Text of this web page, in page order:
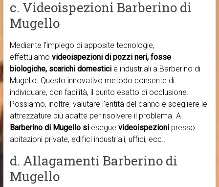
c. Videoispezioni Barberino di
Mugello
Mediante l’impiego di apposite tecnologie,
effettuiamo videoispezioni di pozzi neri, fosse
biologiche, scarichi domesticie industriali a Barberino di
Mugello. Questo innovativo metodo consente di
individuare, con facilità, il punto esatto di occlusione.
Possiamo, inoltre, valutare l’entità del danno e scegliere le
attrezzature più adatte per risolvere il problema. A
Barberino di Mugello si esegue videoispezionipresso
abitazioni private, edifici industriali, uffici, ecc..
d. Allagamenti Barberino di
Mugello